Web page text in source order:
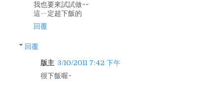
我也要來試試做~~
這ㄧ定超下飯的
回覆
回覆
版主 3/10/2011 7:42 下午
很下飯喔~